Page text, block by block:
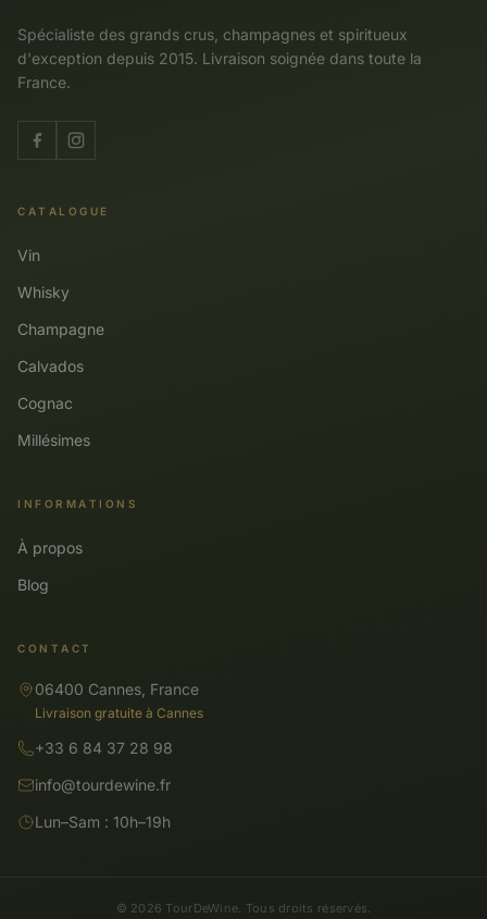
Spécialiste des grands crus, champagnes et spiritueux
d'exception depuis 2015. Livraison soignée dans toute la
France.
CATALOGUE
Vin
Whisky
Champagne
Calvados
Cognac
Millésimes
INFORMATIONS
À propos
Blog
CONTACT
06400 Cannes, France
Livraison gratuite à Cannes
+33 6 84 37 28 98
info@tourdewine.fr
Lun–Sam : 10h–19h
© 2026 TourDeWine. Tous droits réservés.